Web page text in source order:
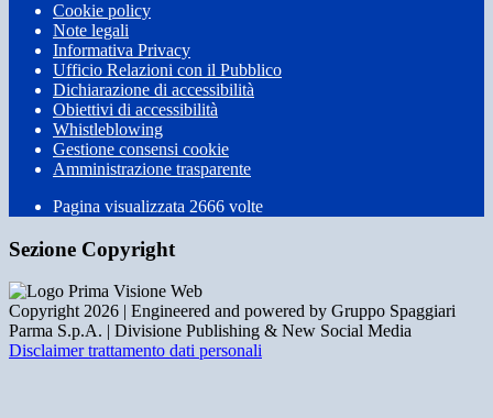
Cookie policy
Note legali
Informativa Privacy
Ufficio Relazioni con il Pubblico
Dichiarazione di accessibilità
Obiettivi di accessibilità
Whistleblowing
Gestione consensi cookie
Amministrazione trasparente
Pagina visualizzata 2666 volte
Sezione Copyright
Copyright 2026 | Engineered and powered by Gruppo Spaggiari
Parma S.p.A. | Divisione Publishing & New Social Media
Disclaimer trattamento dati personali